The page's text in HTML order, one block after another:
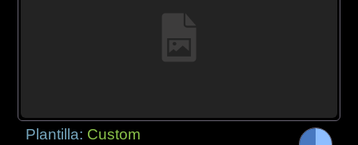
Plantilla: Custom